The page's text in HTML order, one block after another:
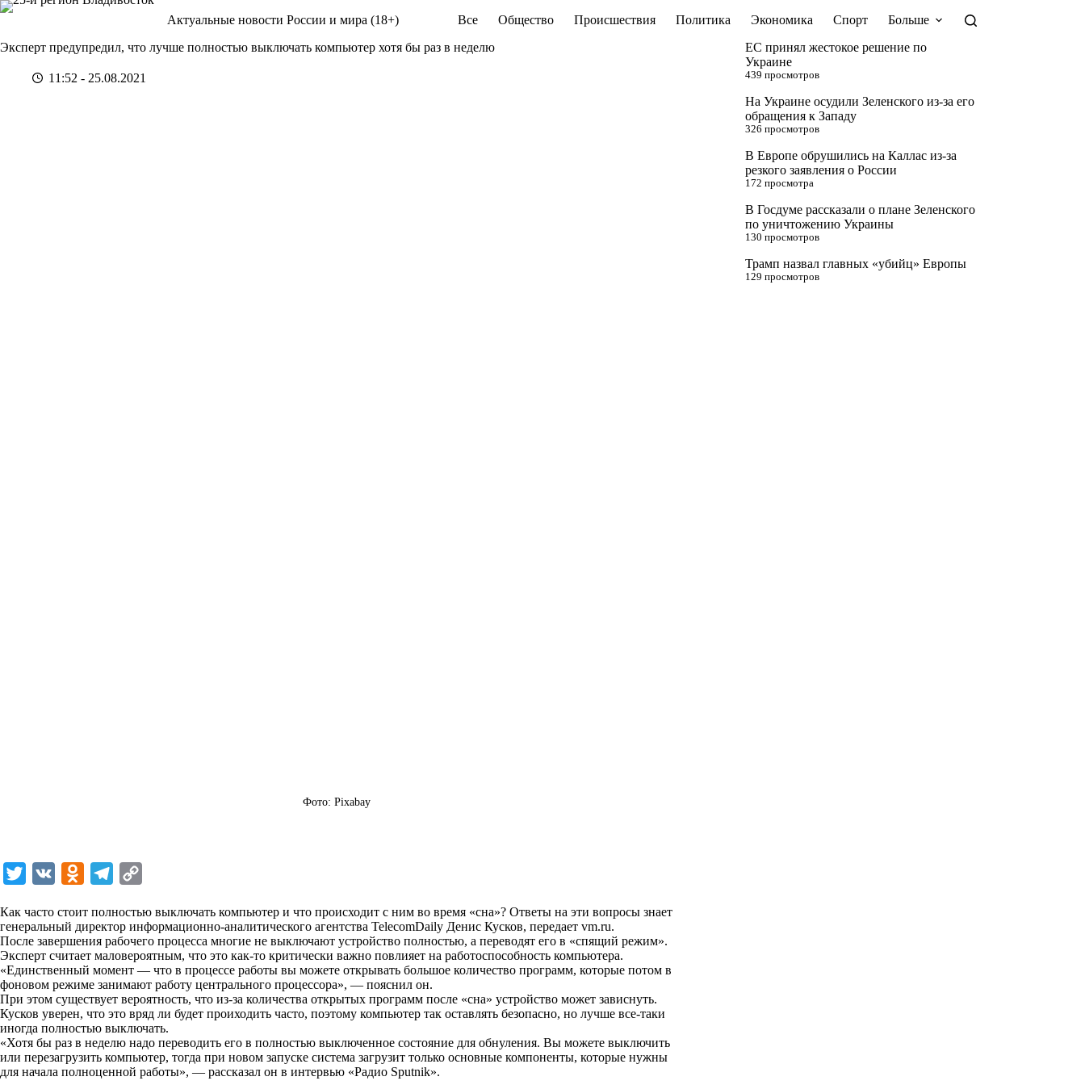
Перейти
Актуальные новости России и мира (18+) Все Общество Происшествия Политика Экономика Спорт
Больше
Эксперт предупредил, что лучше полностью выключать компьютер хотя бы раз в неделю
11:52 - 25.08.2021
Фото: Pixabay
i
t
t
e
r
n
o
k
l
a
s
s
n
l
e
g
r
a
m
p
y
L
i
n
k
Как часто стоит полностью выключать компьютер и что происходит с ним во время «сна»? Ответы на эти вопросы знает
генеральный директор информационно-аналитического агентства TelecomDaily Денис Кусков, передает vm.ru.
После завершения рабочего процесса многие не выключают устройство полностью, а переводят его в «спящий режим».
Эксперт считает маловероятным, что это как-то критически важно повлияет на работоспособность компьютера.
«Единственный момент — что в процессе работы вы можете открывать большое количество программ, которые потом в
фоновом режиме занимают работу центрального процессора», — пояснил он.
При этом существует вероятность, что из-за количества открытых программ после «сна» устройство может зависнуть.
Кусков уверен, что это вряд ли будет проиходить часто, поэтому компьютер так оставлять безопасно, но лучше все-таки
иногда полностью выключать.
«Хотя бы раз в неделю надо переводить его в полностью выключенное состояние для обнуления. Вы можете выключить
или перезагрузить компьютер, тогда при новом запуске система загрузит только основные компоненты, которые нужны
для начала полноценной работы», — рассказал он в интервью «Радио Sputnik».
ЕС принял жестокое решение по
Украине
439 просмотров
На Украине осудили Зеленского из-за его
обращения к Западу
326 просмотров
В Европе обрушились на Каллас из-за
резкого заявления о России
172 просмотра
В Госдуме рассказали о плане Зеленского
по уничтожению Украины
130 просмотров
Трамп назвал главных «убийц» Европы
129 просмотров